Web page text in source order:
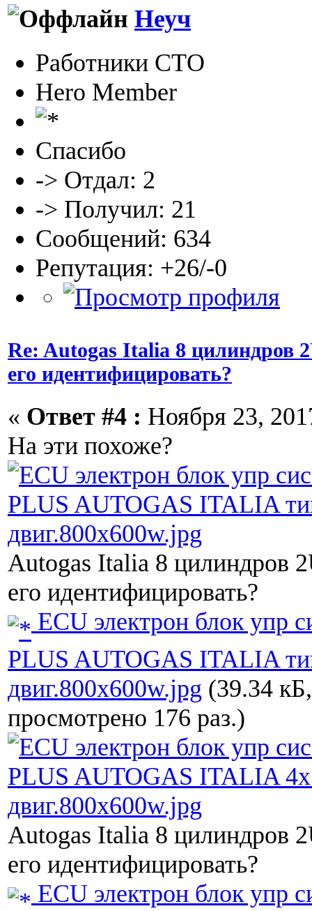
Неуч
Работники СТО
Hero Member
Спасибо
-> Отдал: 2
-> Получил: 21
Сообщений: 634
Репутация: +26/-0
Re: Autogas Italia 8 цилиндров
его идентифицировать?
« Ответ #4 : Ноября 23,
На эти похоже?
Autogas Italia 8 цилиндров
его идентифицировать?
ECU электрон блок упр
PLUS AUTOGAS ITALIA
двиг.800x600w.jpg (39.34
просмотрено 176 раз.)
Autogas Italia 8 цилиндров
его идентифицировать?
ECU электрон блок упр